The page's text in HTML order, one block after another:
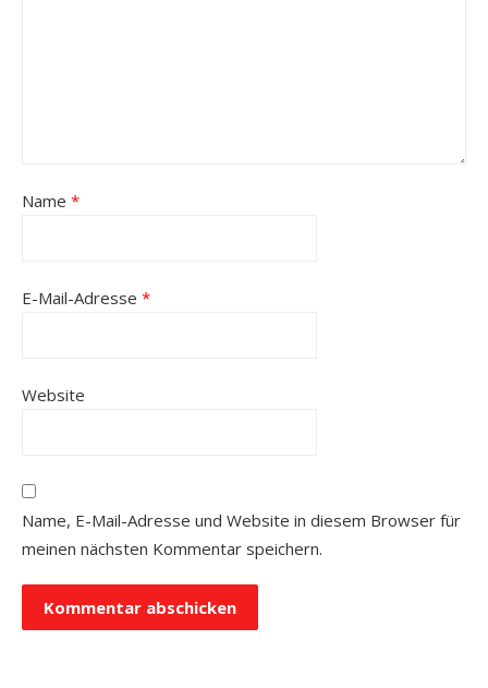
Name *
E-Mail-Adresse *
Website
Name, E-Mail-Adresse und Website in diesem Browser für
meinen nächsten Kommentar speichern.